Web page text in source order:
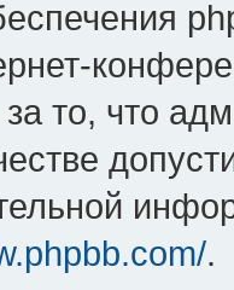
за то, что
.